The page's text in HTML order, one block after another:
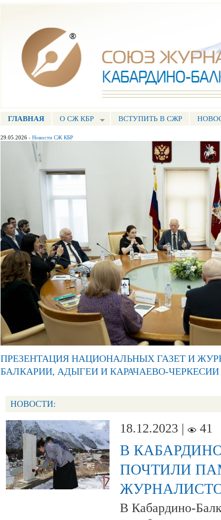
ГЛАВНОЕ МЕНЮ
ГЛАВНАЯ О СЖ КБР ВСТУПИТЬ В СЖР
29.05.2026 - Новости СЖ КБР
ПРЕЗЕНТАЦИЯ НАЦИОНАЛЬНЫХ ГАЗЕТ И
БАЛКАРИИ, АДЫГЕИ И КАРАЧАЕВО-
НОВОСТИ:
18.12.2023 | 41
В
ПОЧТИЛИ
В Кабардино-